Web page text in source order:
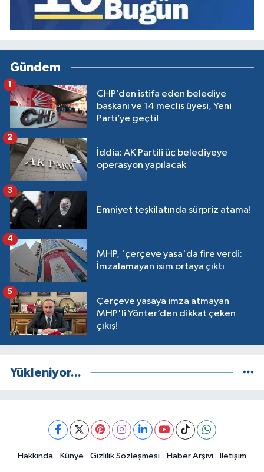
Gündem
CHP’den istifa eden belediye
başkanı ve 14 meclis üyesi, Yeni
Parti’ye geçti!
1
İddia: AK Partili üç belediyeye
operasyon yapılacak
2
Emniyet teşkilatında sürpriz atama!
3
MHP, 'çerçeve yasa'da fire verdi:
İmzalamayan isim ortaya çıktı
4
Çerçeve yasaya imza atmayan
MHP'li Yönter’den dikkat çeken
çıkış!
5
Yükleniyor...
Hakkında Künye Gizlilik Sözleşmesi Haber Arşivi İletişim